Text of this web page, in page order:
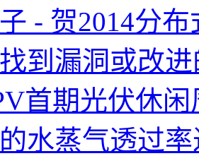
- 贺2014分
到漏洞或改
首期光伏休
水蒸气透过